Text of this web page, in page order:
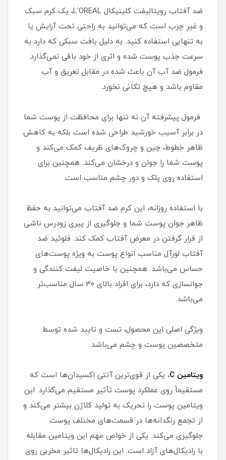
ضد آفتاب رویتالیفت کلینیکال L'OREAL، یک کرم سبک
و غیر چرب است که می‌توانید به راحتی تحت آرایش یا
به تنهایی استفاده کنید. به دلیل بافت سبکی که دارد به
سرعت جذب پوست شده و اثری از خود باقی نمی‌گذارد.
فرمول ضد آب آن باعث شده در مقابل تعریق و آب
مقاوم باشد و هیچ تکانی نخورد.
فرمول پیشرفته آن نه تنها برای محافظت از پوست شما
در برابر آسیب خورشید طراحی شده است بلکه به کاهش
ظاهر خطوط، چین و چروک‌های ظریف کمک می‌کند و
پوست شما را جوان و درخشان می‌کند. همچنین برای
استفاده روی پلک و دور چشم مناسب است.
با استفاده روزانه، این کرم ضد آفتاب می‌توانید به حفظ
ظاهر جوان پوست شما و جلوگیری از پیری زودرس ناشی
از قرار گرفتن در معرض آفتاب کمک کند. فلوئید ضد
آفتاب لورآل مناسب انواع پوست به ویژه پوست‌های
حساس می‌باشد. همچنین با خاصیت لیفت کنندگی و
جوانسازی که دارد، برای افراد بالای 30 سال مناسب‌تر
می‌باشد.
ویژگی اصلی این محصول، تست و تایید شده توسط
متخصصین پوست و چشم می‌باشد.
ویتامین C ، یکی از قوی‌ترین آنتی اکسیدان‌ها است که
مستقیماً روی عملکرد پوست تأثیر مستقیم می‌گذارد. این
ویتامین پوست را تحریک به تولید کلاژن بیشتر می‌کند و
از تجمع رنگدانه‌ها در قسمت‌های مختلف پوست
جلوگیری می‌کند. یکی از خواص مهم این ویتامین مقابله
با رادیکال‌های آزاد است. این رادیکال‌ها تاثیر مخربی روی